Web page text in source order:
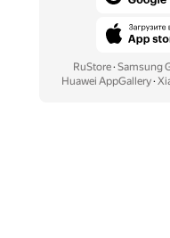
RuStore· Samsung
Huawei AppGallery·